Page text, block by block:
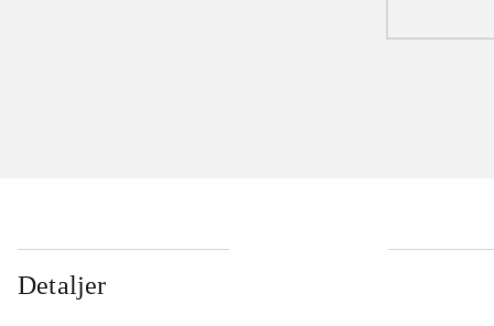
Detaljer